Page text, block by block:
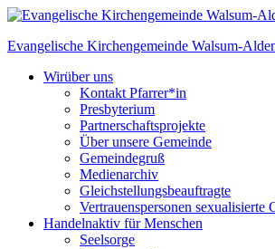
Skip
content
Evangelische Kirchengemeinde Walsum-
Wirüber uns
Kontakt Pfarrer*in
Presbyterium
Partnerschaftsprojekte
Über unsere Gemeinde
Gemeindegruß
Medienarchiv
Gleichstellungs­beauftragte
Vertrauenspersonen sexualisierte
Handelnaktiv für Menschen
Seelsorge